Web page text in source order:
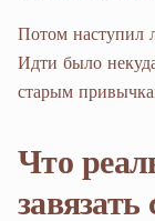
Потом наступил
Идти было
старым
Что